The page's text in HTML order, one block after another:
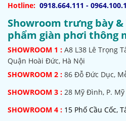
Hotline: 0918.664.111 -
Showroom trưng bày
phẩm giàn phơi thông
SHOWROOM 1 : A8 L38 Lê Trọng
Quận Hoài Đức, Hà Nội
SHOWROOM 2 : 86 Đỗ Đức Dục,
SHOWROOM 3 : 28 Mỹ Đình, P.
SHOWROOM 4 : 15 Phố Cầu Cốc,